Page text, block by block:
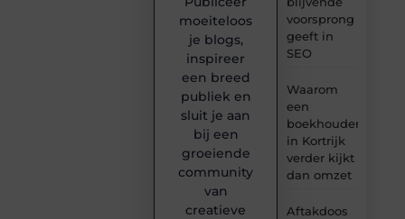
voorsprong
geeft in
SEO
Waarom
een
boekhouder
in Kortrijk
verder kijkt
dan omzet
Aftakdoos
moeiteloos
je blogs,
inspireer
een breed
publiek en
sluit je aan
bij een
groeiende
community
van
creatieve